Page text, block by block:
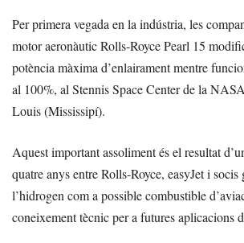
Per primera vegada en la indústria, les
motor aeronàutic Rolls-Royce Pearl 15
potència màxima d’enlairament mentre
al 100%, al Stennis Space Center de la
Louis (Mississipí).
Aquest important assoliment és el resultat
quatre anys entre Rolls-Royce, easyJet i
l’hidrogen com a possible combustible
coneixement tècnic per a futures aplicacions